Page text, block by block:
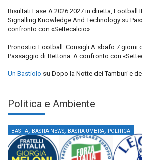
Risultati Fase A 2026 2027 in diretta, Football
Signalling Knowledge And Technology su
confronto con «Settecalcio»
Pronostici Football: Consigli A sbafo 7 giorni
Passaggio di Bettona: A confronto con
Un Bastiolo su Dopo la Notte dei Tamburi e
Politica e Ambiente
BASTIA, BASTIA NEWS, BASTIA UMBRA, POLITICA